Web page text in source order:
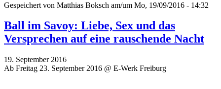
Gespeichert von Matthias Boksch am/um Mo, 19/09/2016 - 14:32
Ball im Savoy: Liebe, Sex und das
Versprechen auf eine rauschende Nacht
19. September 2016
Ab Freitag 23. September 2016 @ E-Werk Freiburg